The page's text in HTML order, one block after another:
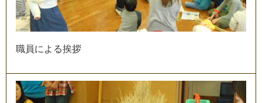
職員に よ る挨拶